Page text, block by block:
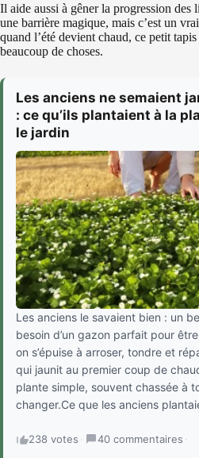
Il aide aussi à gêner la progression des
une barrière magique, mais c’est un
quand l’été devient chaud, ce petit
beaucoup de choses.
Les anciens ne semaient
: ce qu’ils plantaient à la
le jardin
Les anciens le savaient bien : un
besoin d’un gazon parfait pour
on s’épuise à arroser, tondre et
qui jaunit au premier coup de
plante simple, souvent chassée à
changer.Ce que les anciens
238 votes · 40 commentaires ·